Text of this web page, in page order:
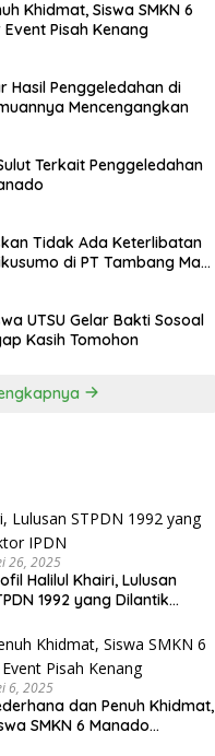
Khidmat, Siswa SMKN 6
Pisah Kenang
Hasil Penggeledahan di
Mencengangkan
Terkait Penggeledahan
Tidak Ada Keterlibatan
di PT Tambang Mas
UTSU Gelar Bakti Sosoal
Kasih Tomohon
26, 2025
Halilul Khairi, Lulusan
1992 yang Dilantik
6, 2025
dan Penuh Khidmat,
SMKN 6 Manado